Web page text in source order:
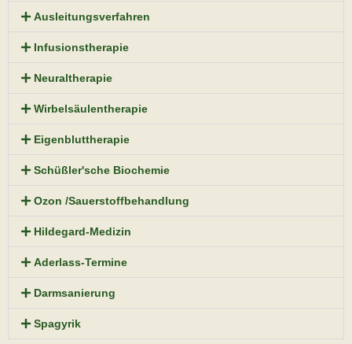
Ausleitungsverfahren
Infusionstherapie
Neuraltherapie
Wirbelsäulentherapie
Eigenbluttherapie
Schüßler'sche Biochemie
Ozon /Sauerstoffbehandlung
Hildegard-Medizin
Aderlass-Termine
Darmsanierung
Spagyrik